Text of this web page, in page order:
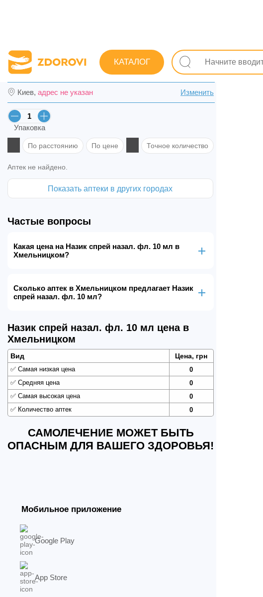
КАТАЛОГ
Поиск лекарств Лекарства Противопростудные (грипп, ОРЗ)
Назик спрей назал. фл. 10 мл в Хмельницком
Киев, адрес не указан Изменить
Упаковка
По расстоянию По цене Точное количество
Аптек не найдено.
Показать аптеки в других городах
Частые вопросы
Какая цена на Назик спрей назал. фл. 10 мл в
Хмельницком?
Сколько аптек в Хмельницком предлагает Назик
спрей назал. фл. 10 мл?
Назик спрей назал. фл. 10 мл цена в
Хмельницком
Вид Цена, грн
✅ Самая низкая цена
0
✅ Средняя цена
0
✅ Самая высокая цена
0
✅ Количество аптек 0
САМОЛЕЧЕНИЕ МОЖЕТ БЫТЬ
ОПАСНЫМ ДЛЯ ВАШЕГО ЗДОРОВЬЯ!
Мобильное приложение
Google Play
App Store